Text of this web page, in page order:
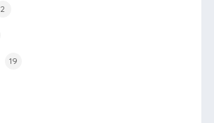
2
19